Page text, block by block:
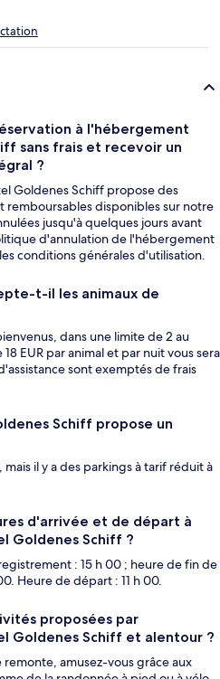
à l'hébergement
sans frais et recevoir un
?
Goldenes Schiff propose des
remboursables disponibles sur notre
jusqu'à quelques jours avant
d'annulation de l'hébergement
conditions générales d'utilisation.
t-il les animaux de
dans une limite de 2 au
EUR par animal et par nuit vous sera
sont exemptés de frais
Schiff propose un
il y a des parkings à tarif réduit à
d'arrivée et de départ à
Goldenes Schiff ?
: 15 h 00 ; heure de fin de
Heure de départ : 11 h 00.
proposées par
Goldenes Schiff et alentour ?
amusez-vous grâce aux